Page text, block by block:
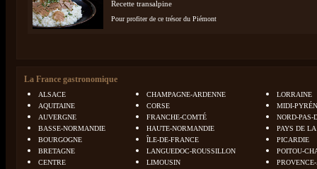
Recette transalpine
Pour profiter de ce trésor du Piémont
La France gastronomique
ALSACE
AQUITAINE
AUVERGNE
BASSE-NORMANDIE
BOURGOGNE
BRETAGNE
CENTRE
CHAMPAGNE-ARDENNE
CORSE
FRANCHE-COMTÉ
HAUTE-NORMANDIE
ÎLE-DE-FRANCE
LANGUEDOC-ROUSSILLON
LIMOUSIN
LORRAINE
MIDI-
NORD-PAS-
PAYS DE
PICARDIE
POITOU-